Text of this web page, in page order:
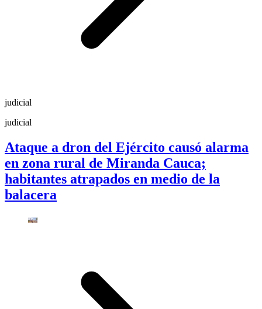
judicial
judicial
Ataque a dron del Ejército causó alarma
en zona rural de Miranda Cauca;
habitantes atrapados en medio de la
balacera